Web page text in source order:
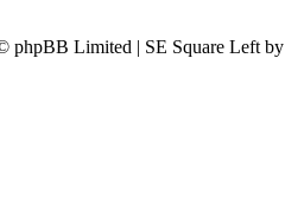
phpBB Limited | SE Square Left by